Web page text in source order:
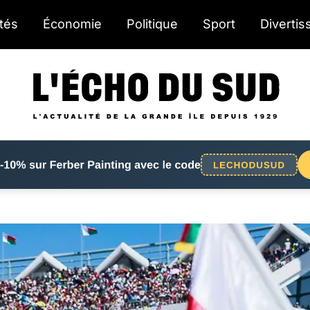
Économie Politique Sport